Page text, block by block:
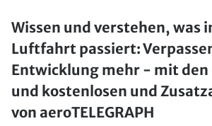
Wissen und verstehen, was
Luftfahrt passiert:
Entwicklung mehr - mit den
und kostenlosen und
von aeroTELEGRAPH